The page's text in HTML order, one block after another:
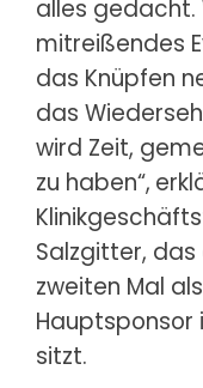
alles gedacht.
mitreißendes
das Knüpfen
das
wird Zeit,
zu haben“,
Salzgitter,
zweiten Mal
sitzt.